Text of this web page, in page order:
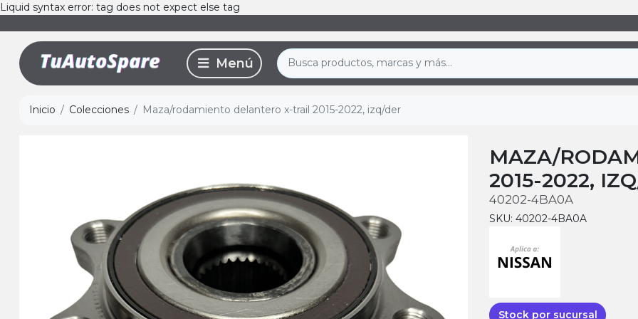
Liquid syntax error: tag does not expect else tag
Inicio Colecciones Maza/rodamiento delantero x-trail 2015-2022, izq/der
MAZA/
2015-2022,
40202-4BA0A
SKU: 40202-4BA0A
Stock por sucursal